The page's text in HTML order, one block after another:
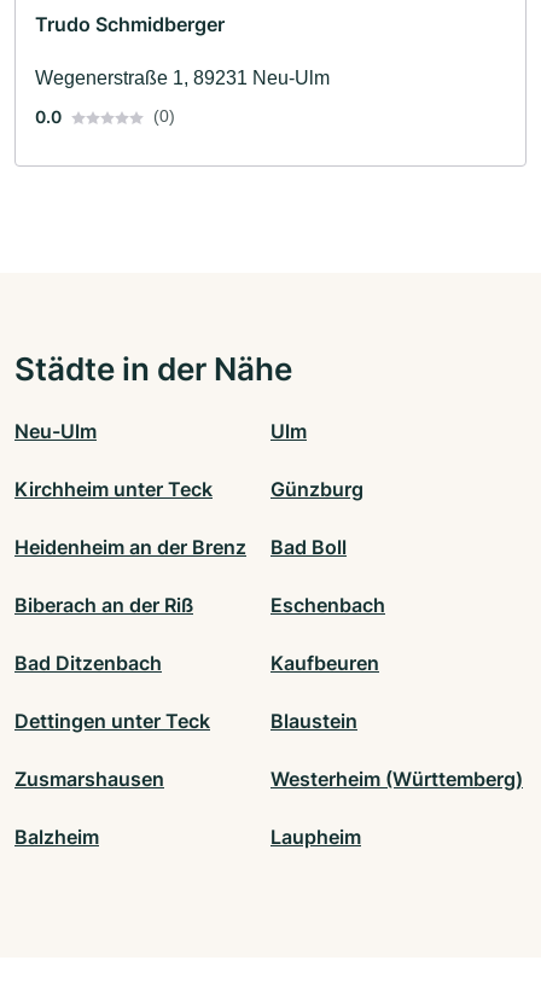
Trudo Schmidberger
Wegenerstraße 1, 89231 Neu-Ulm
0.0
(0)
Städte in der Nähe
Neu-Ulm Ulm
Kirchheim unter Teck Günzburg
Heidenheim an der Brenz Bad Boll
Biberach an der Riß Eschenbach
Bad Ditzenbach Kaufbeuren
Dettingen unter Teck Blaustein
Zusmarshausen Westerheim (Württemberg)
Balzheim Laupheim